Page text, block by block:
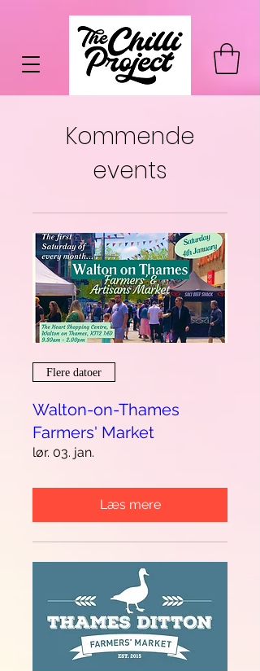
Kommende
events
Flere datoer
Walton-on-Thames
Farmers' Market
lør. 03. jan.
Læs mere